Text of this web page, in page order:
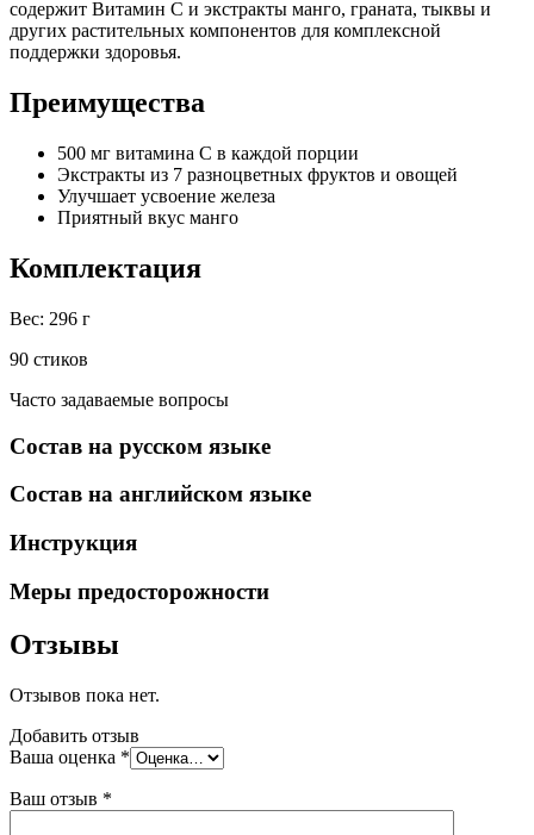
содержит Витамин C и экстракты манго, граната, тыквы и
других растительных компонентов для комплексной
поддержки здоровья.
Преимущества
500 мг витамина С в каждой порции
Экстракты из 7 разноцветных фруктов и овощей
Улучшает усвоение железа
Приятный вкус манго
Комплектация
Вес: 296 г
90 стиков
Часто задаваемые вопросы
Состав на русском языке
Состав на английском языке
Инструкция
Меры предосторожности
Отзывы
Отзывов пока нет.
Добавить отзыв
Ваша оценка *
Ваш отзыв *